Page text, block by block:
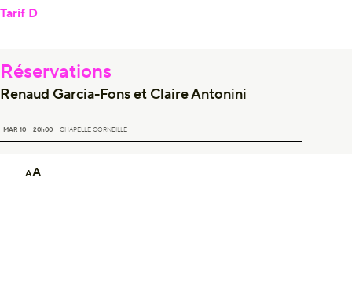
AA
Tarif D
Réservations
Renaud Garcia-Fons et Claire Antonini
MAR 10 20h00
RENAUD GARCIA-FONS ET CLAIRE ANTONINI
CHAPELLE CORNEILLE